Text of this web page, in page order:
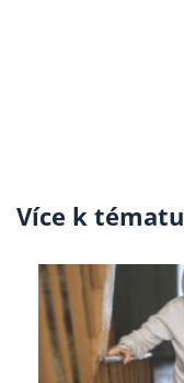
Více k tématu